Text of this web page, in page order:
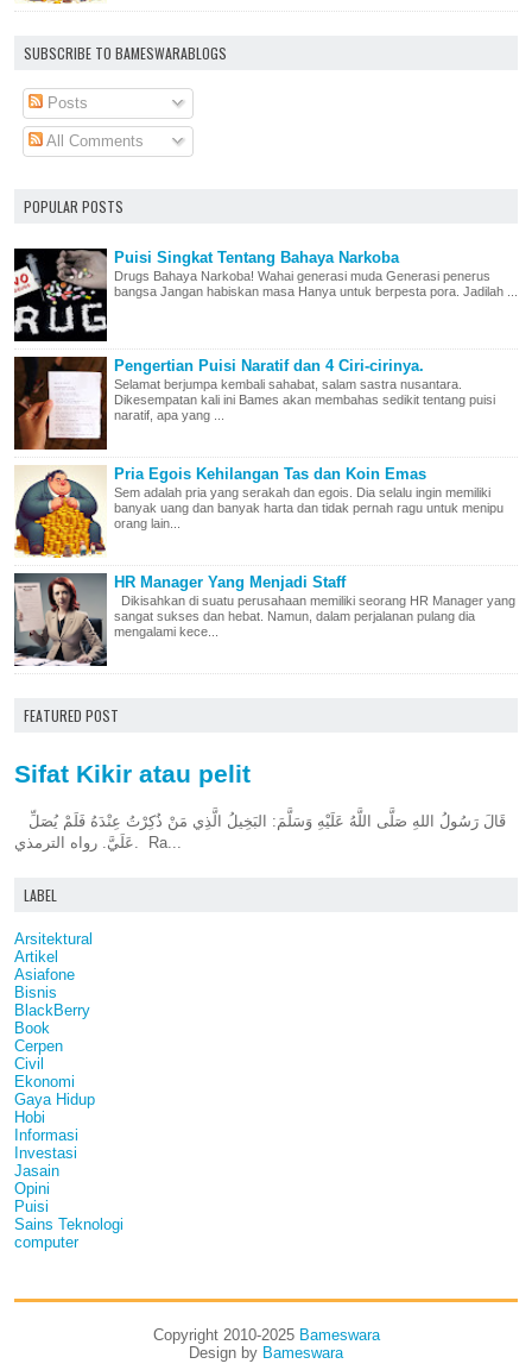
SUBSCRIBE TO BAMESWARABLOGS
Posts
All Comments
POPULAR POSTS
Puisi Singkat Tentang Bahaya Narkoba
Drugs Bahaya Narkoba! Wahai generasi muda Generasi penerus
bangsa Jangan habiskan masa Hanya untuk berpesta pora. Jadilah ...
Pengertian Puisi Naratif dan 4 Ciri-cirinya.
Selamat berjumpa kembali sahabat, salam sastra nusantara.
Dikesempatan kali ini Bames akan membahas sedikit tentang puisi
naratif, apa yang ...
Pria Egois Kehilangan Tas dan Koin Emas
Sem adalah pria yang serakah dan egois. Dia selalu ingin memiliki
banyak uang dan banyak harta dan tidak pernah ragu untuk menipu
orang lain...
HR Manager Yang Menjadi Staff
Dikisahkan di suatu perusahaan memiliki seorang HR Manager yang
sangat sukses dan hebat. Namun, dalam perjalanan pulang dia
mengalami kece...
FEATURED POST
Sifat Kikir atau pelit
عَلَيَّ. رواه الترمذي. Ra...
LABEL
Arsitektural
Artikel
Asiafone
Bisnis
BlackBerry
Book
Cerpen
Civil
Ekonomi
Gaya Hidup
Hobi
Informasi
Investasi
Jasain
Opini
Puisi
Sains Teknologi
computer
Copyright 2010-2025 Bameswara
Design by Bameswara